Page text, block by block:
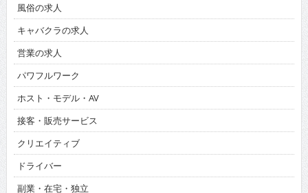
風俗の求人
キャバクラの求人
営業の求人
パワフルワーク
ホスト・モデル・AV
接客・販売サービス
クリエイティブ
ドライバー
副業・在宅・独立